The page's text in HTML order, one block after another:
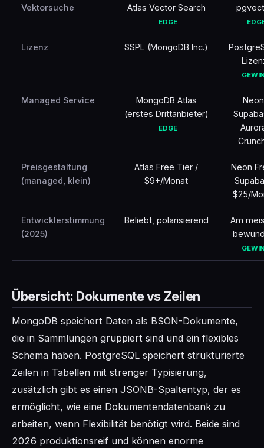
Vektorsuche Atlas Vector Search
EDGE
Lizenz SSPL (MongoDB Inc.)
Managed Service
MongoDB Atlas
(erstes Drittanbieter)
EDGE
Preisgestaltung
(managed, klein)
Atlas Free Tier /
$9+/Monat
Neon
$25/
Entwicklerstimmung
(2025)
Beliebt, polarisierend
Am
Übersicht: Dokumente vs Zeilen
MongoDB speichert Daten als BSON-Dokumente,
die in Sammlungen gruppiert sind und ein flexibles
Schema haben. PostgreSQL speichert strukturierte
Zeilen in Tabellen mit strenger Typisierung,
zusätzlich gibt es einen JSONB-Spaltentyp, der es
ermöglicht, wie eine Dokumentendatenbank zu
arbeiten, wenn Flexibilität benötigt wird. Beide sind
2026 produktionsreif und können enorme